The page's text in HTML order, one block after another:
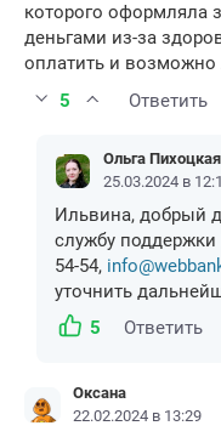
которого оформляла
деньгами из-за
оплатить и
5
Ответить
Ольга Пихоцкая
25.03.2024 в
Ильвина, добрый
службу
54-54,
уточнить
5
Ответить
Оксана
22.02.2024 в 13:29